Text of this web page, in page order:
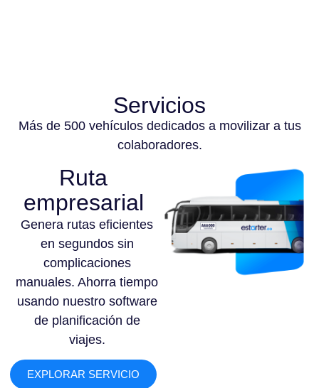
Servicios
Más de 500 vehículos dedicados a movilizar a tus
colaboradores.
Ruta
empresarial
Genera rutas eficientes
en segundos sin
complicaciones
manuales. Ahorra tiempo
usando nuestro software
de planificación de
viajes.
EXPLORAR SERVICIO